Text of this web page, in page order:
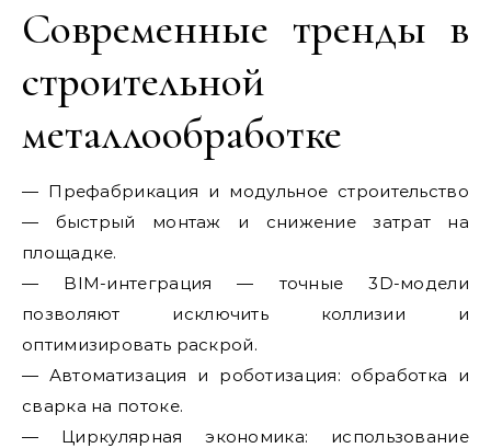
Современные тренды в
строительной
металлообработке
— Префабрикация и модульное строительство
— быстрый монтаж и снижение затрат на
площадке.
— BIM-интеграция — точные 3D-модели
позволяют исключить коллизии и
оптимизировать раскрой.
— Автоматизация и роботизация: обработка и
сварка на потоке.
— Циркулярная экономика: использование